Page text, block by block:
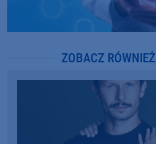
ZOBACZ RÓWNIEŻ